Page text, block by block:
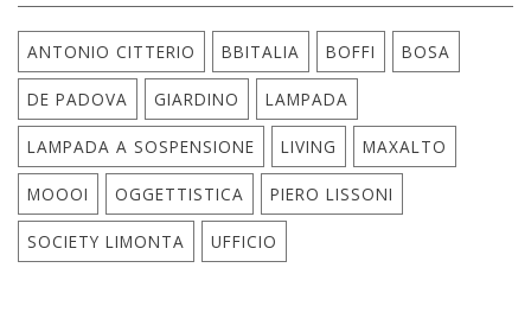
ANTONIO CITTERIO BBITALIA BOFFI BOSA
DE PADOVA GIARDINO LAMPADA
LAMPADA A SOSPENSIONE LIVING MAXALTO
MOOOI OGGETTISTICA PIERO LISSONI
SOCIETY LIMONTA UFFICIO